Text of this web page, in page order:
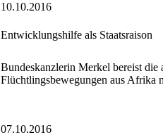
10.10.2016
Entwicklungshilfe als Staatsraison
Bundeskanzlerin Merkel bereist
Flüchtlingsbewegungen aus Afrika
07.10.2016